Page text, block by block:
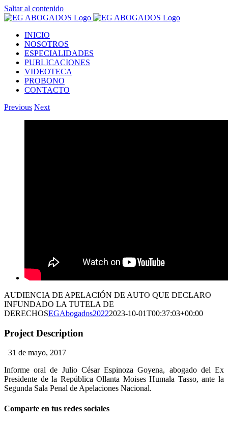
Saltar al contenido
INICIO
NOSOTROS
ESPECIALIDADES
PUBLICACIONES
VIDEOTECA
PROBONO
CONTACTO
Previous Next
AUDIENCIA DE APELACIÓN DE AUTO QUE DECLARO
INFUNDADO LA TUTELA DE
DERECHOSEGAbogados20222023-10-01T00:37:03+00:00
Project Description
31 de mayo, 2017
Informe oral de Julio César Espinoza Goyena, abogado del Ex
Presidente de la República Ollanta Moises Humala Tasso, ante la
Segunda Sala Penal de Apelaciones Nacional.
Comparte en tus redes sociales